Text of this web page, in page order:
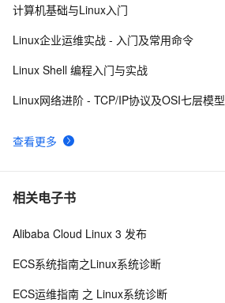
10 每日一个计算机小知识：Linux
查看更多
计算机基础与Linux入门
Linux企业运维实战 - 入门及常用命令
Linux Shell 编程入门与实战
Linux网络进阶 - TCP/IP协议及OSI七层模型
相关电子书
Alibaba Cloud Linux 3 发布
ECS系统指南之Linux系统诊断
ECS运维指南 之 Linux系统诊断